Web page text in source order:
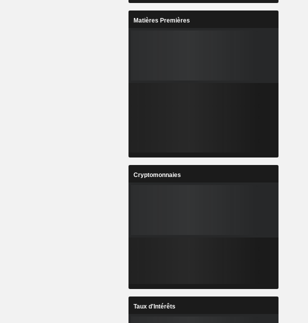
Matières Premières
Cryptomonnaies
Taux d'Intérêts